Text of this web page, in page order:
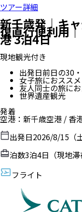
ツアー詳細
新千歳発｜キ
復直行便利用
港 3泊4日
現地観光付き
出発日前日の30
女子旅におススメ
友人同士の旅に
世界遺産観光
発着
空港 ： 新千歳空港 / 香
出発日2026/8/15（土
泊数3泊4日（現地滞
フライト